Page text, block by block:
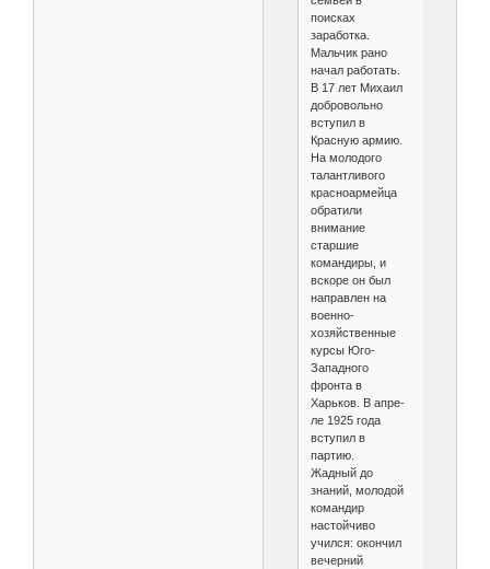
поисках
заработка.
Мальчик рано
начал работать.
В 17 лет Михаил
добровольно
вступил в
Красную армию.
На молодого
талантли­вого
красноармейца
обратили
внимание
старшие
командиры, и
вскоре он был
на­правлен на
военно-
хозяйственные
курсы Юго-
Западного
фронта в
Харьков. В апре­
ле 1925 года
вступил в
партию.
Жадный до
знаний, молодой
коман­дир
настойчиво
учился: окончил
вечерний